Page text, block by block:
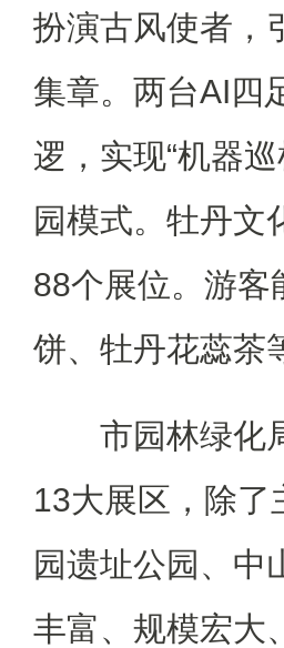
扮演古风使者，
集章。两台AI四
逻，实现“机器
园模式。牡丹文
88个展位。游客
饼、牡丹花蕊茶
市园林绿化局
13大展区，除了
园遗址公园、中
丰富、规模宏大